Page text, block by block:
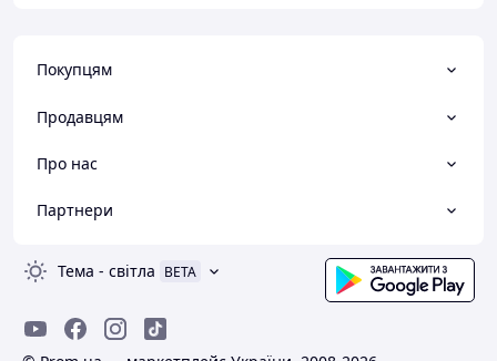
Покупцям
Продавцям
Про нас
Партнери
Тема - світла BETA